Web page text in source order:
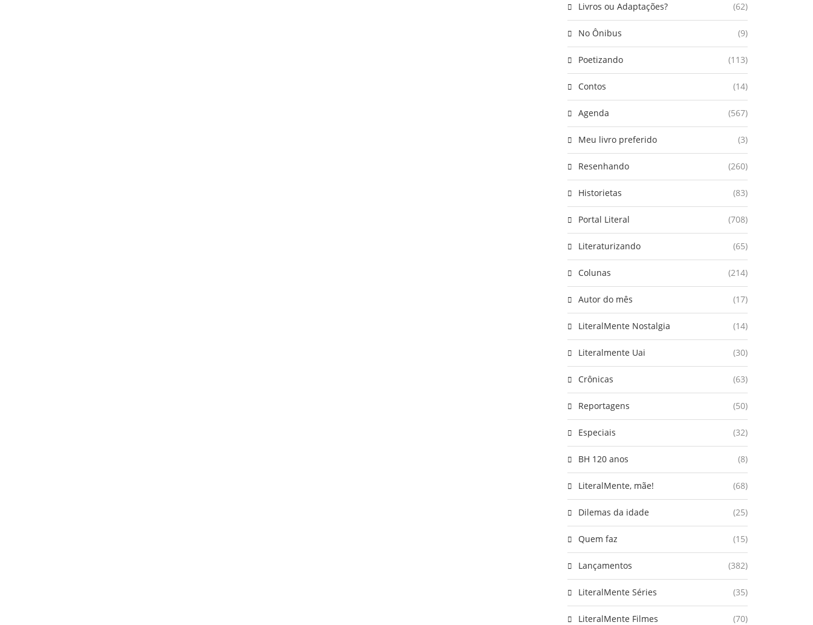
Livros ou Adaptações? (62)
No Ônibus (9)
Poetizando (113)
Contos (14)
Agenda (567)
Meu livro preferido (3)
Resenhando (260)
Historietas (83)
Portal Literal (708)
Literaturizando (65)
Colunas (214)
Autor do mês (17)
LiteralMente Nostalgia (14)
Literalmente Uai (30)
Crônicas (63)
Reportagens (50)
Especiais (32)
BH 120 anos (8)
LiteralMente, mãe! (68)
Dilemas da idade (25)
Quem faz (15)
Lançamentos (382)
LiteralMente Séries (35)
LiteralMente Filmes (70)